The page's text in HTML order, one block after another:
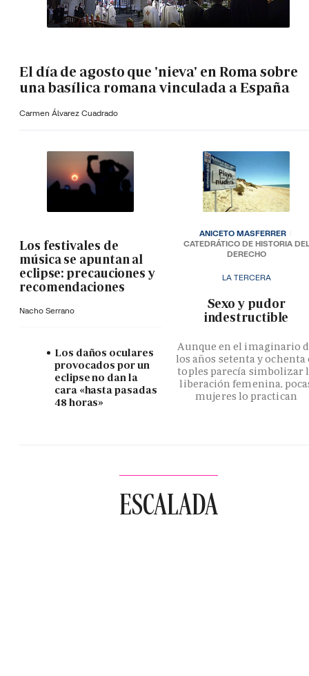
El día de agosto que 'nieva' en Roma sobre
una basílica romana vinculada a España
Carmen Álvarez Cuadrado
Los festivales de
música se apuntan al
eclipse: precauciones y
recomendaciones
Nacho Serrano
Los daños oculares
provocados por un
eclipse no dan la
cara «hasta pasadas
48 horas»
LA TERCERA
­Sexo y pudor
indestructible
Aunque en el imaginario
los años setenta y ochenta
toples parecía simbolizar
liberación femenina,
mujeres lo practican
ANICETO MASFERRER
CATEDRÁTICO DE HISTORIA DEL
DERECHO
ESCALADA